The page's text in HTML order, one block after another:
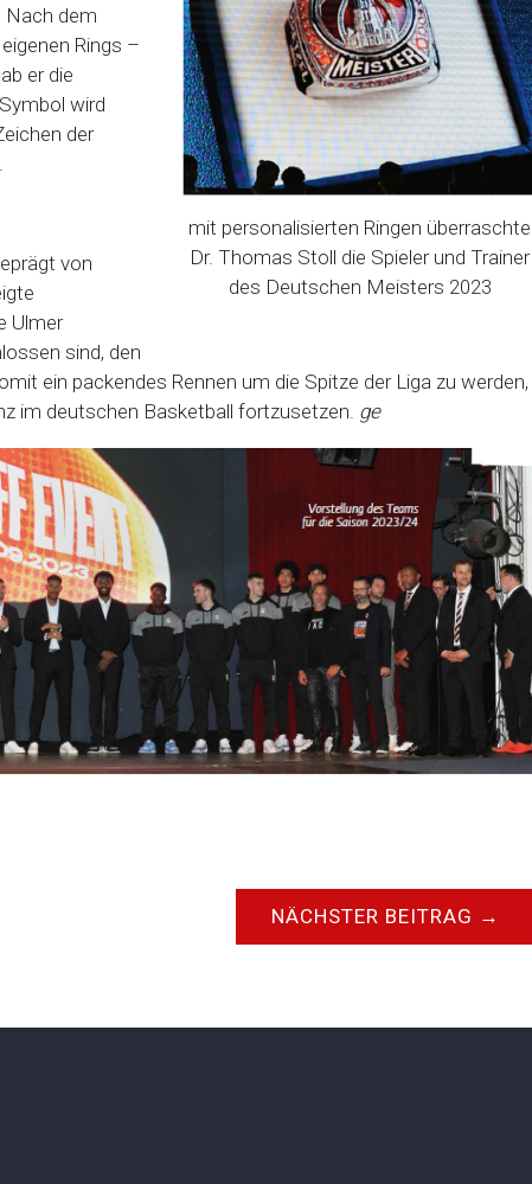
mit personalisierten Ringen überraschte
Dr. Thomas Stoll die Spieler und Trainer
des Deutschen Meisters 2023
Nach dem
Rings –
er die
wird
der
von
Ulmer
sind, den
ein packendes Rennen um die Spitze der Liga zu werden,
im deutschen Basketball fortzusetzen. ge
NÄCHSTER BEITRAG →